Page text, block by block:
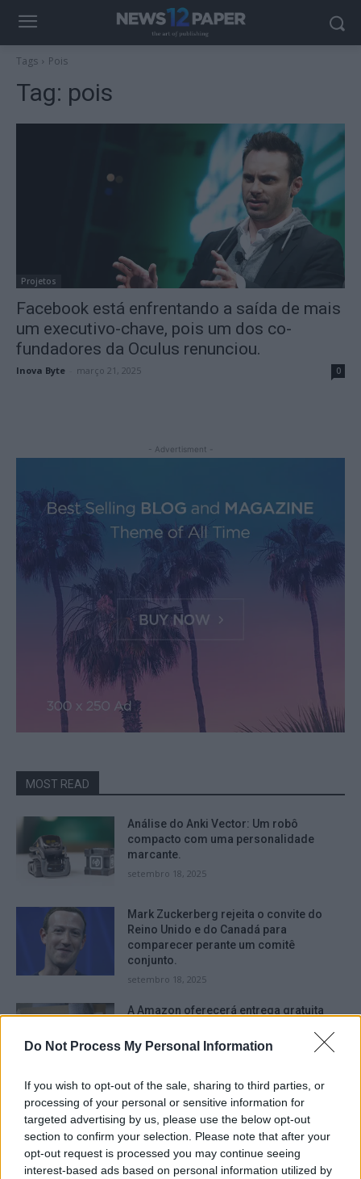
Do Not Process My Personal Information
If you wish to opt-out of the sale, sharing to third parties, or
processing of your personal or sensitive information for
targeted advertising by us, please use the below opt-out
section to confirm your selection. Please note that after your
opt-out request is processed you may continue seeing
interest-based ads based on personal information utilized by
Tags Pois
Tag: pois
Projetos
Facebook está enfrentando a saída de mais
um executivo-chave, pois um dos co-
fundadores da Oculus renunciou.
Inova Byte março 21, 2025 0
- Advertisment -
MOST READ
Análise do Anki Vector: Um robô
compacto com uma personalidade
marcante.
setembro 18, 2025
Mark Zuckerberg rejeita o convite do
Reino Unido e do Canadá para
comparecer perante um comitê
conjunto.
setembro 18, 2025
A Amazon oferecerá entrega gratuita
para aqueles que não são assinantes do
serviço Prime.
Facebook reconhece que não tomou
medidas adequadas para prevenir a
disseminação de conteúdo violento em
Myanmar.
setembro 15, 2025